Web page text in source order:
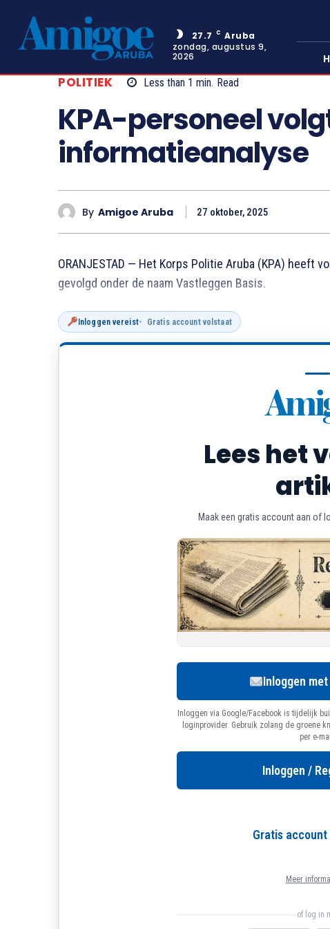
27.7 C Aruba
zondag, augustus 9,
2026
POLITIEK Less than 1 min. Read
KPA-personeel
informatieanalyse
By Amigoe Aruba 27 oktober, 2025
ORANJESTAD — Het Korps Politie Aruba (KPA) heeft
gevolgd onder de naam Vastleggen Basis.
Inloggen vereist Gratis account volstaat
Lees het
Maak een gratis account aan of
Inloggen
Inloggen via Google/Facebook is tijdelijk
loginprovider. Gebruik zolang de groene
per e-
Inloggen /
Gratis account
Meer
of log in